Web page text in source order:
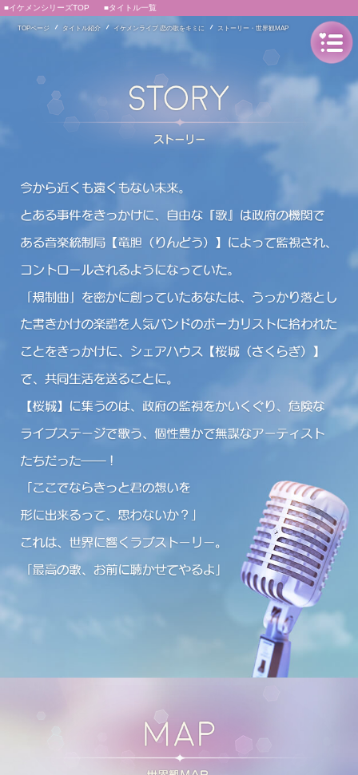
■イケメンシリーズTOP ■タイトル一覧
TOPページ タイトル紹介 イケメンライブ 恋の歌をキミに ストーリー・世界観MAP